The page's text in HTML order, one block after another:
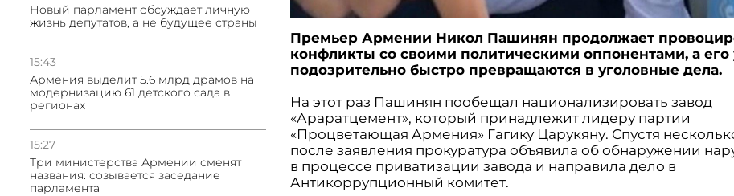
Новый парламент обсуждает личную
жизнь депутатов, а не будущее страны
15:43
Армения выделит 5.6 млрд драмов на
модернизацию 61 детского сада в
регионах
15:27
Три министерства Армении сменят
названия: созывается заседание
парламента
Премьер Армении Никол Пашинян продолжает
конфликты со своими политическими оппонентами, а его
подозрительно быстро превращаются в уголовные дела.
На этот раз Пашинян пообещал национализировать завод
«Араратцемент», который принадлежит лидеру партии
«Процветающая Армения» Гагику Царукяну. Спустя
после заявления прокуратура объявила об обнаружении
в процессе приватизации завода и направила дело в
Антикоррупционный комитет.